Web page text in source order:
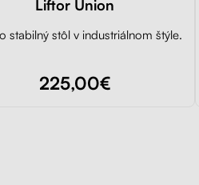
Liftor Union
stabilný stôl v industriálnom štýle.
225,00€